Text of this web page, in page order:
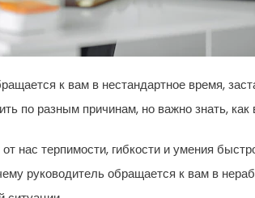
к вам в нестандартное время,
по разным причинам, но важно знать, как
нас терпимости, гибкости и умения
руководитель обращается к вам в